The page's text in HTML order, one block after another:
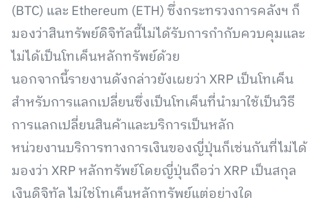
(BTC) และ Ethereum (ETH) ซึ่งกระทรวงการคลังฯ ก็
มองว่าสินทรัพย์ดิจิทัลนี้ไม่ได้รับการกำกับควบคุมและ
ไม่ได้เป็นโทเค็นหลักทรัพย์ด้วย
นอกจากนี้รายงานดังกล่าวยังเผยว่า XRP เป็นโทเค็น
สำหรับการแลกเปลี่ยนซึ่งเป็นโทเค็นที่นำมาใช้เป็นวิธี
การแลกเปลี่ยนสินค้าและบริการเป็นหลัก
หน่วยงานบริการทางการเงินของญี่ปุ่นก็เช่นกันที่ไม่ได้
มองว่า XRP หลักทรัพย์โดยญี่ปุ่นถือว่า XRP เป็นสกุล
เงินดิจิทัล ไม่ใช่โทเค็นหลักทรัพย์แต่อย่างใด